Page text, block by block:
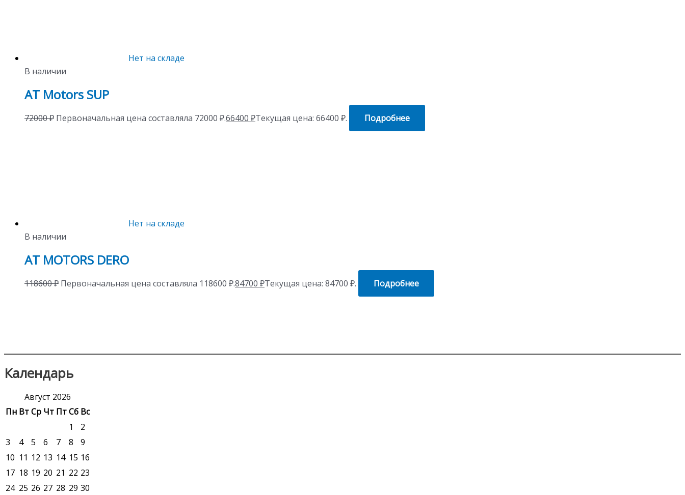
Нет на складе
В наличии
AT Motors SUP
72000₽ Первоначальная цена составляла 72000 ₽.66400 ₽Текущая цена: 66400 ₽. Подробнее
Нет на складе
В наличии
AT MOTORS DERO
118600₽ Первоначальная цена составляла 118600 ₽.84700 ₽Текущая цена: 84700 ₽. Подробнее
Календарь
Август 2026
Пн ВтСр Чт ПтСб Вс
1
2
3
4 5 6 7 8
9
10 11 12 13 14 15 16
17 18 19 20 21 22 23
24 25 26 27 28 29 30